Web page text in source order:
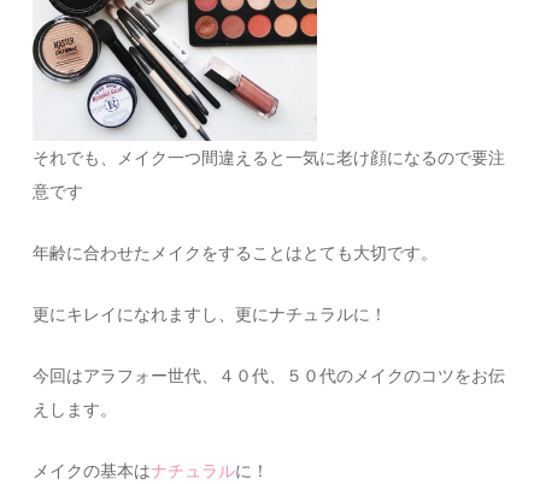
それでも、メイク一つ間違えると一気に老け顔になるので要注
意です
年齢に合わせたメイクをすることはとても大切です。
更にキレイになれますし、更にナチュラルに！
今回はアラフォー世代、４０代、５０代のメイクのコツをお伝
えします。
メイクの基本はナチュラルに！